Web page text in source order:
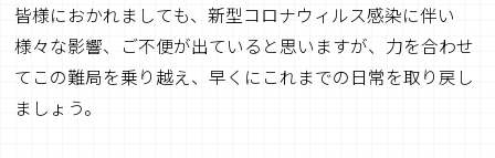
皆様におかれましても、新型コロナウィルス感染に伴い
様々な影響、ご不便が出ていると思いますが、力を合わせ
てこの難局を乗り越え、早くにこれまでの日常を取り戻し
ましょう。